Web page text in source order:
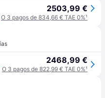
2503,99 €
O 3 pagos de 834,66 € TAE 0%¹
2468,99 €
O 3 pagos de 822,99 € TAE 0%¹